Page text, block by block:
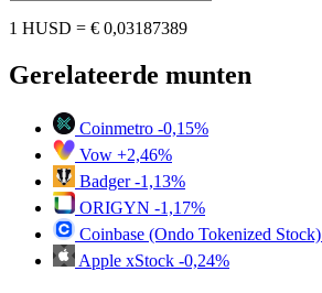
1 HUSD = € 0,03187389
Gerelateerde munten
Coinmetro -0,15%
Vow +2,46%
Badger -1,13%
ORIGYN -1,17%
Coinbase (Ondo Tokenized Stock)
Apple xStock -0,24%